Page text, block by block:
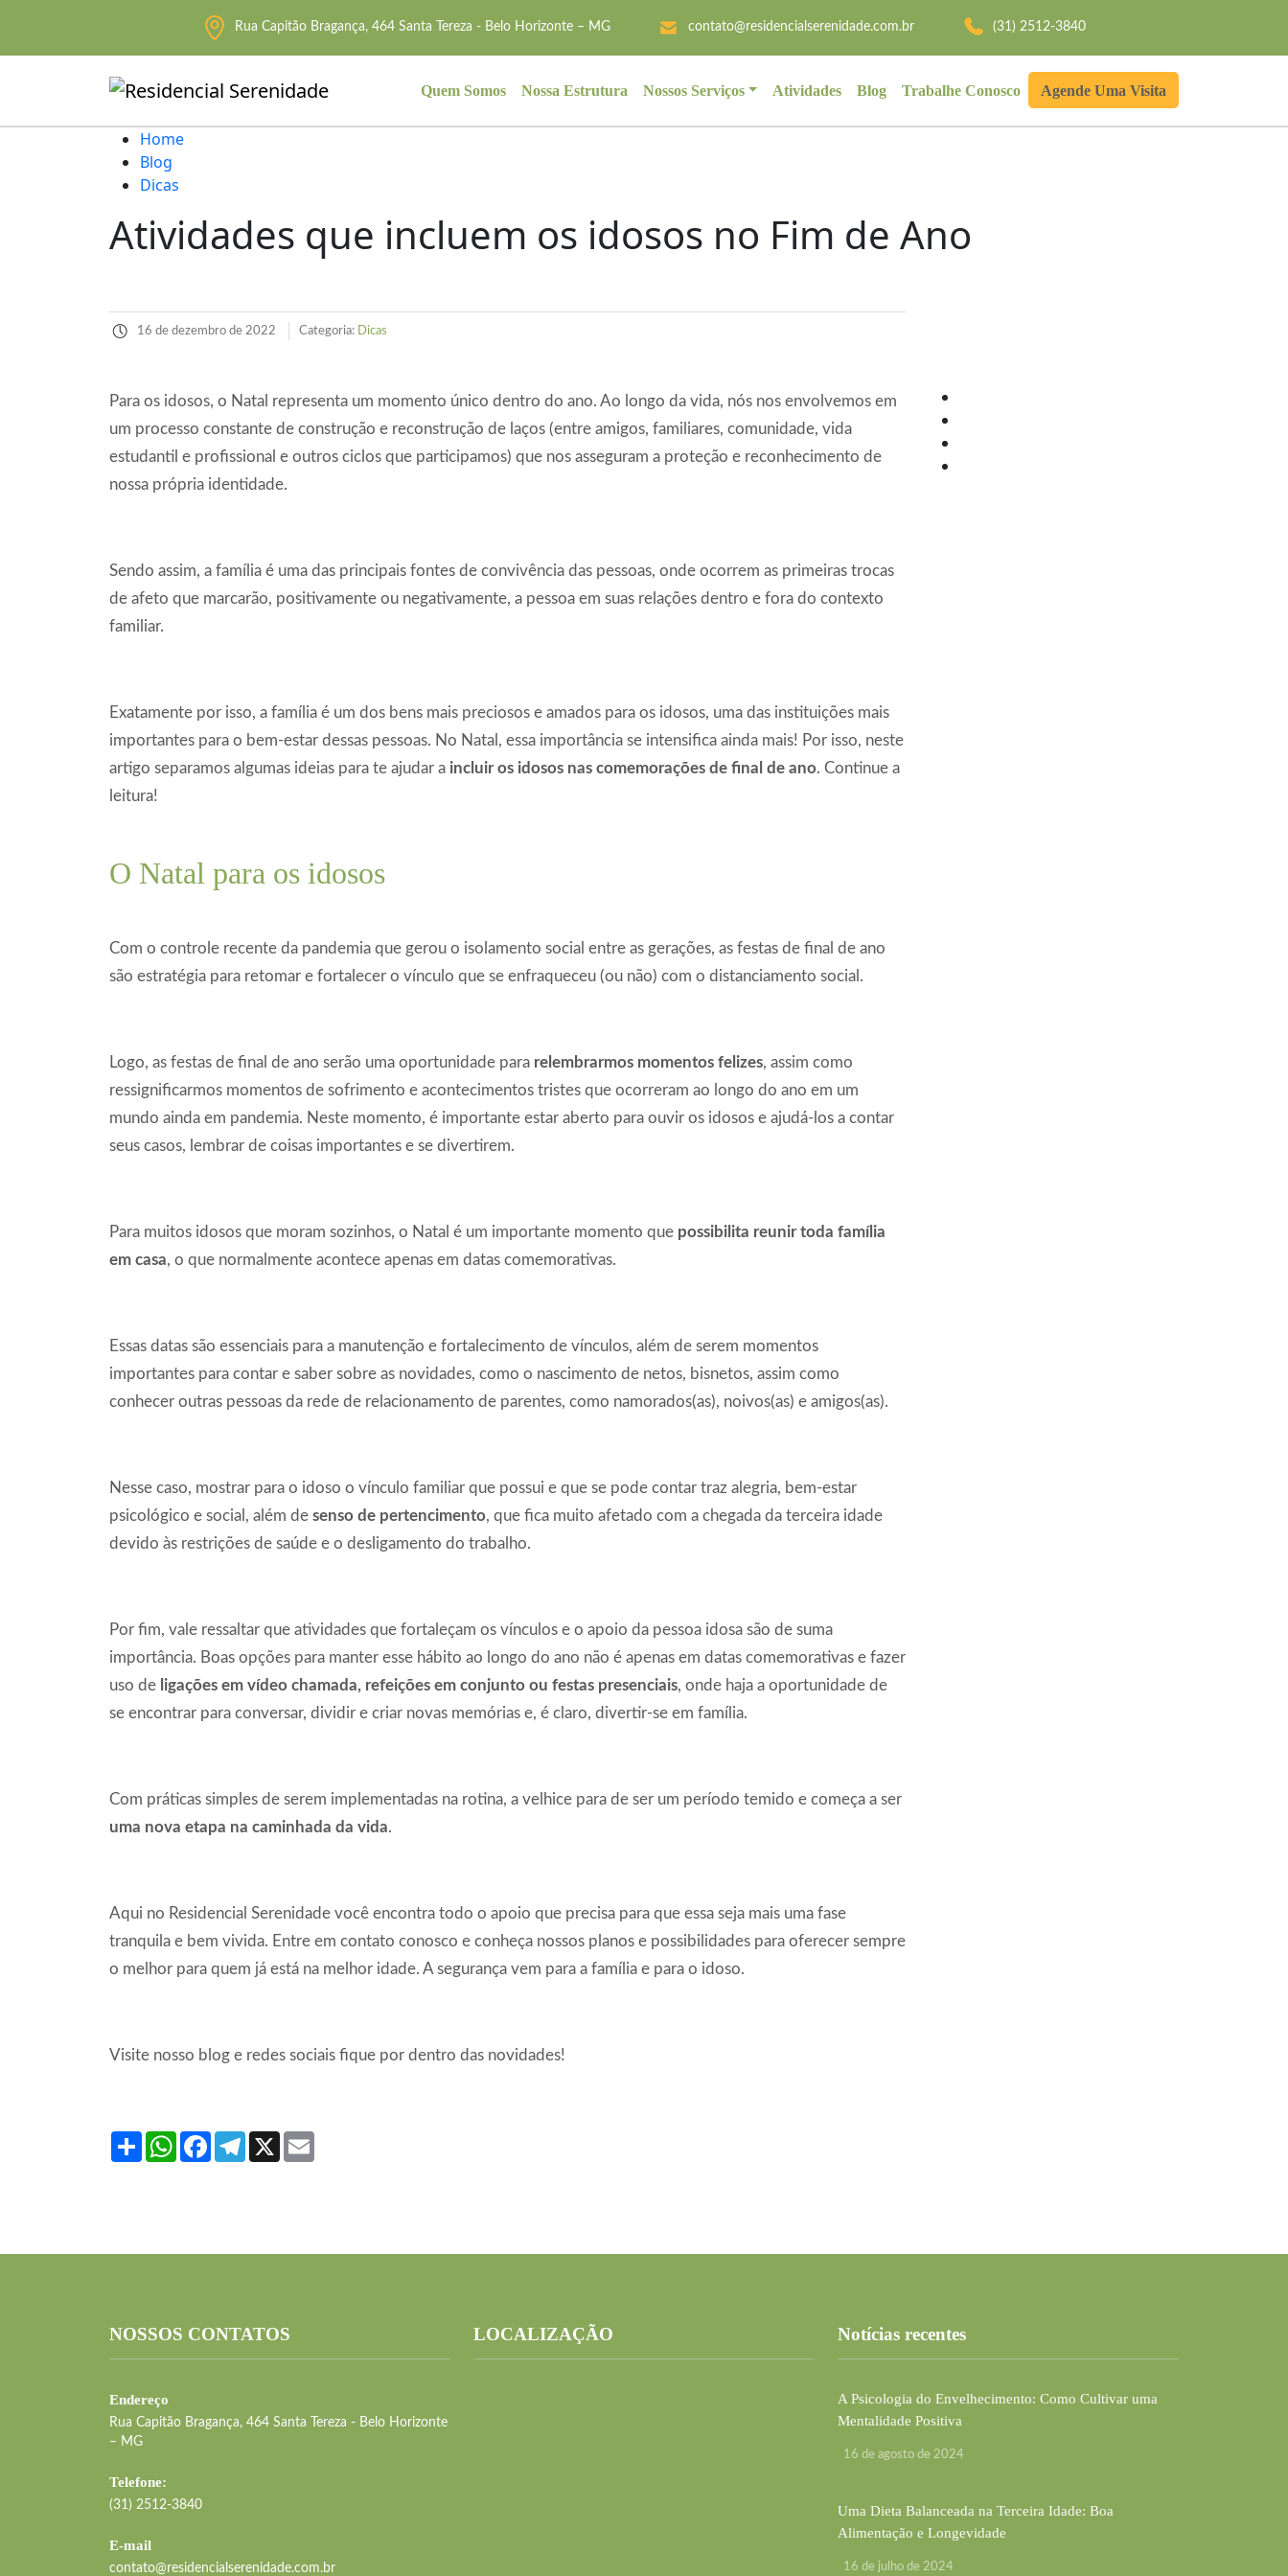
Quem Somos Nossa Estrutura Nossos Serviços Atividades Blog Trabalhe Conosco Agende Uma Visita
Rua Capitão Bragança, 464 Santa Tereza - Belo Horizonte – MG contato@residencialserenidade.com.br (31) 2512-3840
Home
Blog
Dicas
Atividades que incluem os idosos no Fim de Ano
16 de dezembro de 2022 Categoria: Dicas
Para os idosos, o Natal representa um momento único dentro do ano. Ao longo da vida, nós nos envolvemos em
um processo constante de construção e reconstrução de laços (entre amigos, familiares, comunidade, vida
estudantil e profissional e outros ciclos que participamos) que nos asseguram a proteção e reconhecimento de
nossa própria identidade.
Sendo assim, a família é uma das principais fontes de convivência das pessoas, onde ocorrem as primeiras trocas
de afeto que marcarão, positivamente ou negativamente, a pessoa em suas relações dentro e fora do contexto
familiar.
Exatamente por isso, a família é um dos bens mais preciosos e amados para os idosos, uma das instituições mais
importantes para o bem-estar dessas pessoas. No Natal, essa importância se intensifica ainda mais! Por isso, neste
artigo separamos algumas ideias para te ajudar a incluir os idosos nas comemorações de final de ano. Continue a
leitura!
O Natal para os idosos
Com o controle recente da pandemia que gerou o isolamento social entre as gerações, as festas de final de ano
são estratégia para retomar e fortalecer o vínculo que se enfraqueceu (ou não) com o distanciamento social.
Logo, as festas de final de ano serão uma oportunidade para relembrarmos momentos felizes, assim como
ressignificarmos momentos de sofrimento e acontecimentos tristes que ocorreram ao longo do ano em um
mundo ainda em pandemia. Neste momento, é importante estar aberto para ouvir os idosos e ajudá-los a contar
seus casos, lembrar de coisas importantes e se divertirem.
Para muitos idosos que moram sozinhos, o Natal é um importante momento que possibilita reunir toda família
em casa, o que normalmente acontece apenas em datas comemorativas.
Essas datas são essenciais para a manutenção e fortalecimento de vínculos, além de serem momentos
importantes para contar e saber sobre as novidades, como o nascimento de netos, bisnetos, assim como
conhecer outras pessoas da rede de relacionamento de parentes, como namorados(as), noivos(as) e amigos(as).
Nesse caso, mostrar para o idoso o vínculo familiar que possui e que se pode contar traz alegria, bem-estar
psicológico e social, além de senso de pertencimento, que fica muito afetado com a chegada da terceira idade
devido às restrições de saúde e o desligamento do trabalho.
Por fim, vale ressaltar que atividades que fortaleçam os vínculos e o apoio da pessoa idosa são de suma
importância. Boas opções para manter esse hábito ao longo do ano não é apenas em datas comemorativas e fazer
uso de ligações em vídeo chamada, refeições em conjunto ou festas presenciais, onde haja a oportunidade de
se encontrar para conversar, dividir e criar novas memórias e, é claro, divertir-se em família.
Com práticas simples de serem implementadas na rotina, a velhice para de ser um período temido e começa a ser
uma nova etapa na caminhada da vida.
Aqui no Residencial Serenidade você encontra todo o apoio que precisa para que essa seja mais uma fase
tranquila e bem vivida. Entre em contato conosco e conheça nossos planos e possibilidades para oferecer sempre
o melhor para quem já está na melhor idade. A segurança vem para a família e para o idoso.
Visite nosso blog e redes sociais fique por dentro das novidades!
ShareWhatsApp
FacebookTelegram
X
Search
for:
NOSSOS CONTATOS
Endereço
Rua Capitão Bragança, 464 Santa Tereza - Belo Horizonte
– MG
Telefone:
(31) 2512-3840
E-mail
contato@residencialserenidade.com.br
LOCALIZAÇÃO Notícias recentes
A Psicologia do Envelhecimento: Como Cultivar uma
Mentalidade Positiva
16 de agosto de 2024
Uma Dieta Balanceada na Terceira Idade: Boa
Alimentação e Longevidade
16 de julho de 2024